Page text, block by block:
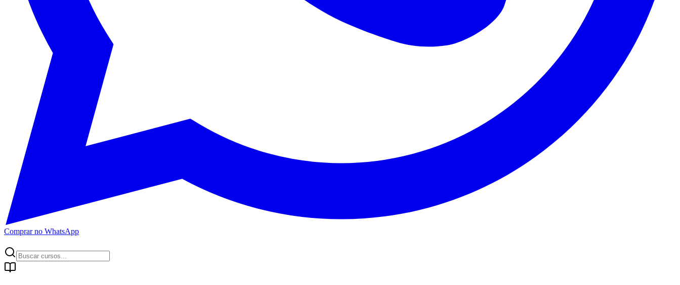
Comprar no WhatsApp